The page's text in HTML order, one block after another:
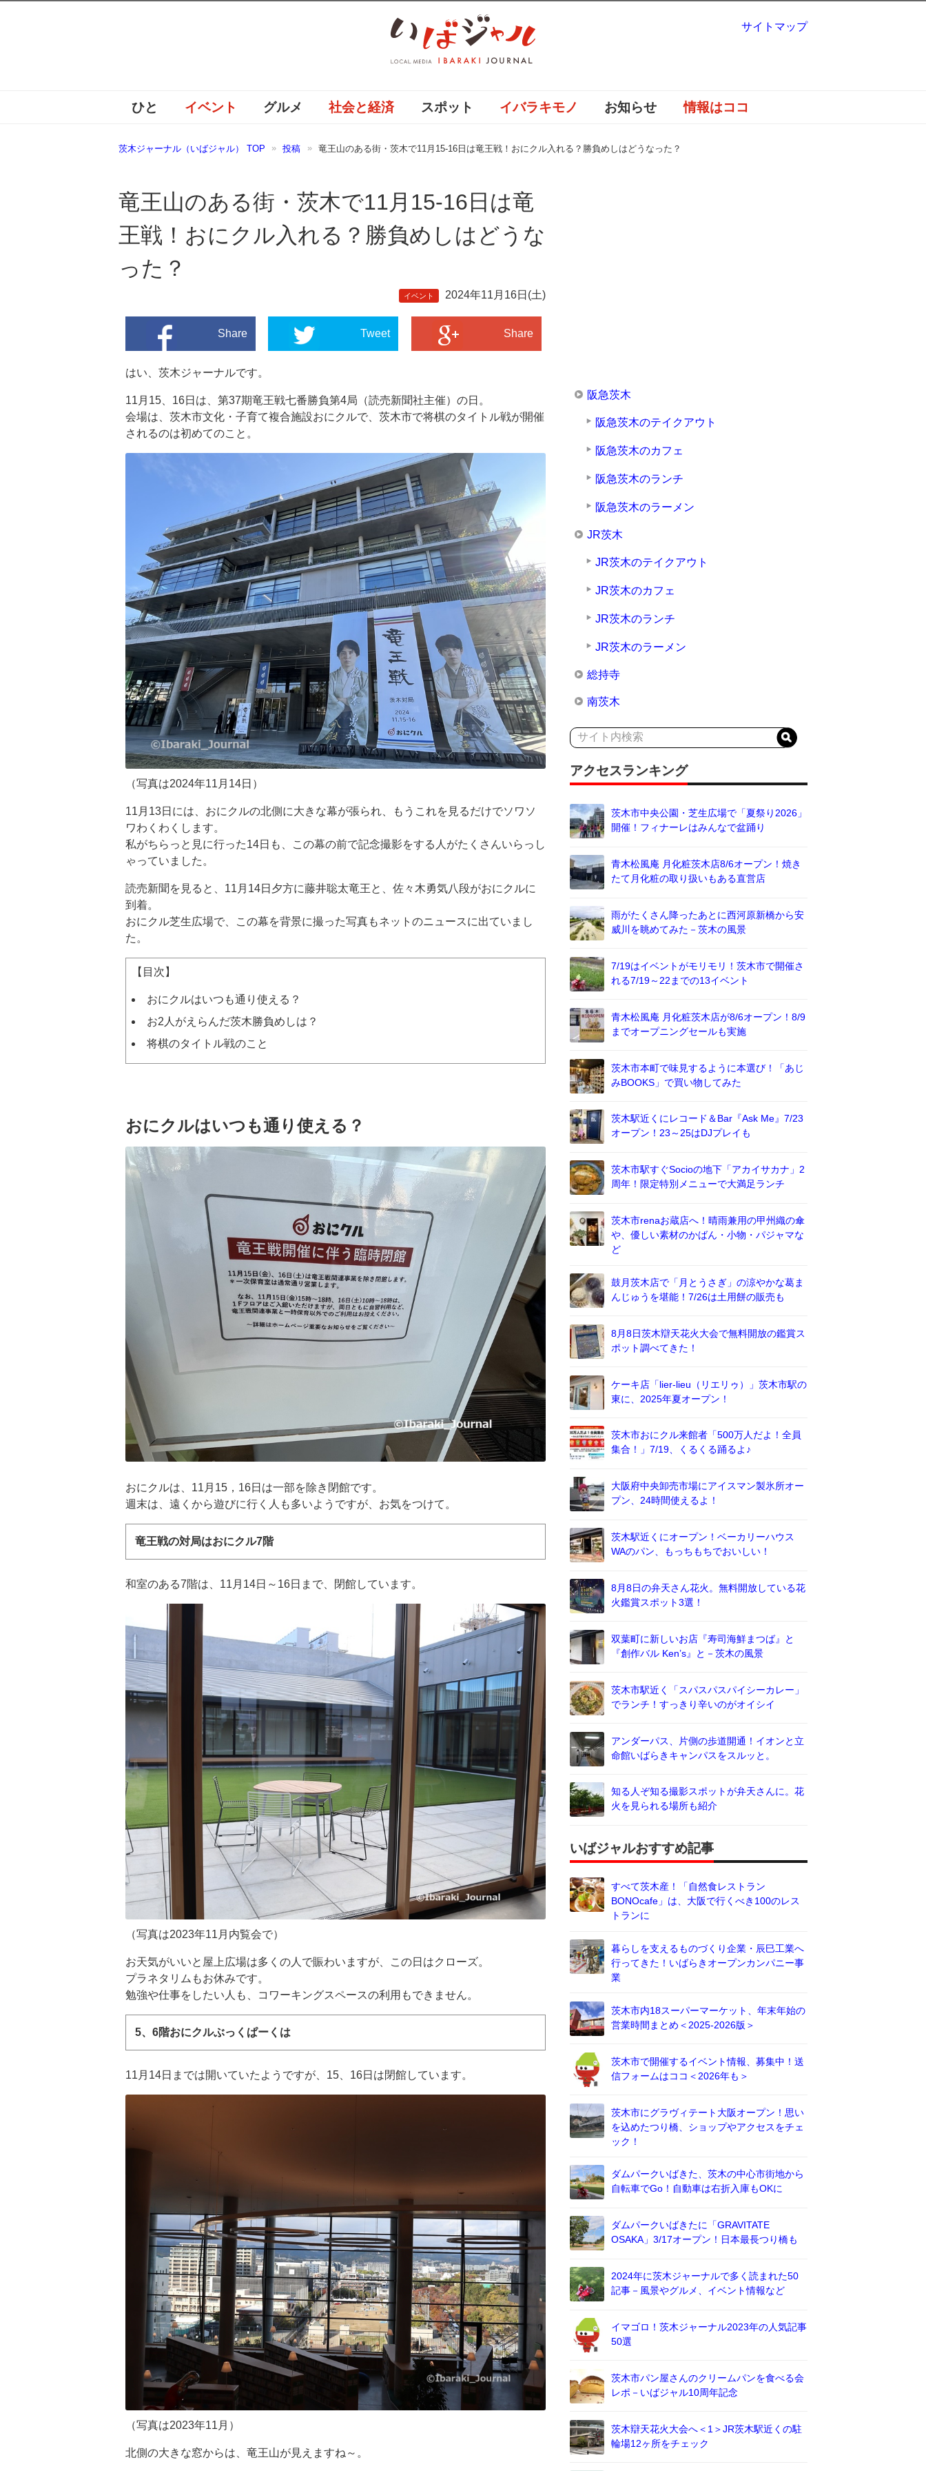
ひと イベント グルメ 社会と経済 スポット イバラキモノ お知らせ 情報はココ
茨木ジャーナル（いばジャル） TOP 投稿 竜王山のある街・茨木で11月15-16日は竜王戦！おにクル入れる？勝負めしはどうなった？
竜王山のある街・茨木で11月15-16日は竜
王戦！おにクル入れる？勝負めしはどうな
った？
イベント 2024年11月16日(土)
Share Tweet Share
はい、茨木ジャーナルです。
11月15、16日は、第37期竜王戦七番勝負第4局（読売新聞社主催）の日。
会場は、茨木市文化・子育て複合施設おにクルで、茨木市で将棋のタイトル戦が開催
されるのは初めてのこと。
（写真は2024年11月14日）
11月13日には、おにクルの北側に大きな幕が張られ、もうこれを見るだけでソワソ
ワわくわくします。
私がちらっと見に行った14日も、この幕の前で記念撮影をする人がたくさんいらっし
ゃっていました。
読売新聞を見ると、11月14日夕方に藤井聡太竜王と、佐々木勇気八段がおにクルに
到着。
おにクル芝生広場で、この幕を背景に撮った写真もネットのニュースに出ていまし
た。
【目次】
おにクルはいつも通り使える？
お2人がえらんだ茨木勝負めしは？
将棋のタイトル戦のこと
おにクルはいつも通り使える？
おにクルは、11月15，16日は一部を除き閉館です。
週末は、遠くから遊びに行く人も多いようですが、お気をつけて。
竜王戦の対局はおにクル7階
和室のある7階は、11月14日～16日まで、閉館しています。
（写真は2023年11月内覧会で）
お天気がいいと屋上広場は多くの人で賑わいますが、この日はクローズ。
プラネタリムもお休みです。
勉強や仕事をしたい人も、コワーキングスペースの利用もできません。
5、6階おにクルぶっくぱーくは
11月14日までは開いていたようですが、15、16日は閉館しています。
（写真は2023年11月）
北側の大きな窓からは、竜王山が見えますね～。
阪急茨木
阪急茨木のテイクアウト
阪急茨木のカフェ
阪急茨木のランチ
阪急茨木のラーメン
JR茨木
JR茨木のテイクアウト
JR茨木のカフェ
JR茨木のランチ
JR茨木のラーメン
総持寺
南茨木
アクセスランキング
茨木市中央公園・芝生広場で「夏祭り2026」
開催！フィナーレはみんなで盆踊り
青木松風庵 月化粧茨木店8/6オープン！焼き
たて月化粧の取り扱いもある直営店
雨がたくさん降ったあとに西河原新橋から安
威川を眺めてみた－茨木の風景
7/19はイベントがモリモリ！茨木市で開催さ
れる7/19～22までの13イベント
青木松風庵 月化粧茨木店が8/6オープン！8/9
までオープニングセールも実施
茨木市本町で味見するように本選び！「あじ
みBOOKS」で買い物してみた
茨木駅近くにレコード＆Bar『Ask Me』7/23
オープン！23～25はDJプレイも
茨木市駅すぐSocioの地下「アカイサカナ」2
周年！限定特別メニューで大満足ランチ
茨木市renaお蔵店へ！晴雨兼用の甲州織の傘
や、優しい素材のかばん・小物・パジャマな
ど
鼓月茨木店で「月とうさぎ」の涼やかな葛ま
んじゅうを堪能！7/26は土用餅の販売も
8月8日茨木辯天花火大会で無料開放の鑑賞ス
ポット調べてきた！
ケーキ店「lier-lieu（リエリゥ）」茨木市駅の
東に、2025年夏オープン！
茨木市おにクル来館者「500万人だよ！全員
集合！」7/19、くるくる踊るよ♪
大阪府中央卸売市場にアイスマン製氷所オー
プン、24時間使えるよ！
茨木駅近くにオープン！ベーカリーハウス
WAのパン、もっちもちでおいしい！
8月8日の弁天さん花火。無料開放している花
火鑑賞スポット3選！
双葉町に新しいお店『寿司海鮮まつば』と
『創作バル Ken’s』と－茨木の風景
茨木市駅近く「スパスパスパイシーカレー」
でランチ！すっきり辛いのがオイシイ
アンダーパス、片側の歩道開通！イオンと立
命館いばらきキャンパスをスルッと。
知る人ぞ知る撮影スポットが弁天さんに。花
火を見られる場所も紹介
いばジャルおすすめ記事
すべて茨木産！「自然食レストラン
BONOcafe」は、大阪で行くべき100のレス
トランに
暮らしを支えるものづくり企業・辰巳工業へ
行ってきた！いばらきオープンカンパニー事
業
茨木市内18スーパーマーケット、年末年始の
営業時間まとめ＜2025-2026版＞
茨木市で開催するイベント情報、募集中！送
信フォームはココ＜2026年も＞
茨木市にグラヴィテート大阪オープン！思い
を込めたつり橋、ショップやアクセスをチェ
ック！
ダムパークいばきた、茨木の中心市街地から
自転車でGo！自動車は右折入庫もOKに
ダムパークいばきたに「GRAVITATE
OSAKA」3/17オープン！日本最長つり橋も
2024年に茨木ジャーナルで多く読まれた50
記事－風景やグルメ、イベント情報など
イマゴロ！茨木ジャーナル2023年の人気記事
50選
茨木市パン屋さんのクリームパンを食べる会
レポ－いばジャル10周年記念
茨木辯天花火大会へ＜1＞JR茨木駅近くの駐
輪場12ヶ所をチェック
サイトマップ